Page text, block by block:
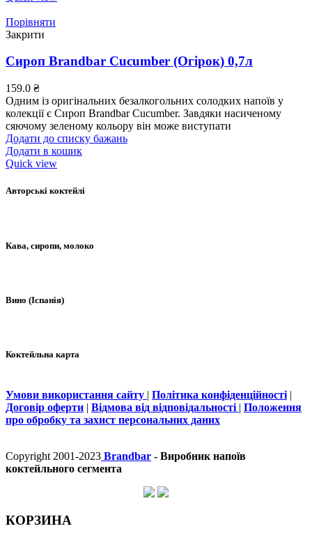
Порівняти
Закрити
Сироп Brandbar Cucumber (Огірок) 0,7л
159.0 ₴
Одним із оригінальних безалкогольних солодких напоїв у
колекції є Сироп Brandbar Cucumber. Завдяки насиченому
сяючому зеленому кольору він може виступати
Додати до списку бажань
Додати в кошик
Quick view
Авторські коктейлі
Кава, сиропи, молоко
Вино (Іспанія)
Коктейльна карта
Умови використання сайту | Політика конфіденційності |
Договір оферти | Відмова від відповідальності | Положення
про обробку та захист персональних даних
Copyright 2001-2023 Brandbar - Виробник напоїв
коктейльного сегмента
КОРЗИНА